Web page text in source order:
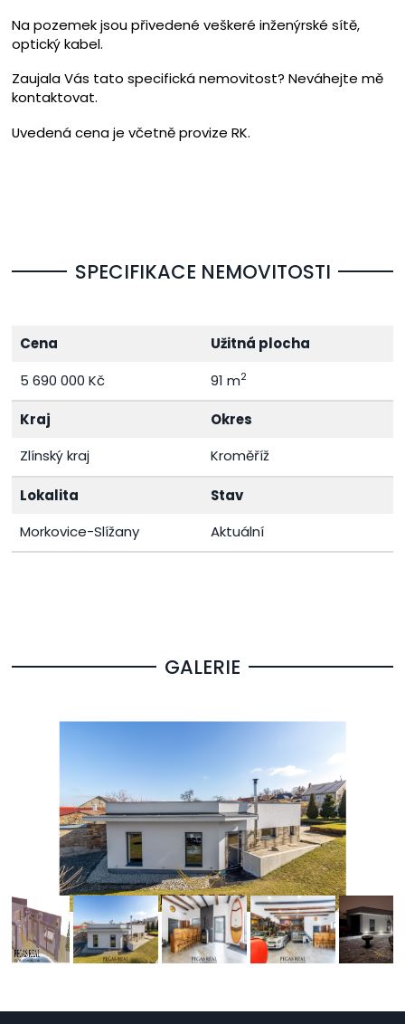
Na pozemek jsou přivedené veškeré inženýrské sítě,
optický kabel.
Zaujala Vás tato specifická nemovitost? Neváhejte mě
kontaktovat.
Uvedená cena je včetně provize RK.
SPECIFIKACE NEMOVITOSTI
Cena
5 690 000 Kč
Užitná plocha
91 m2
Kraj
Zlínský kraj
Okres
Kroměříž
Lokalita
Morkovice-Slížany
Stav
Aktuální
GALERIE